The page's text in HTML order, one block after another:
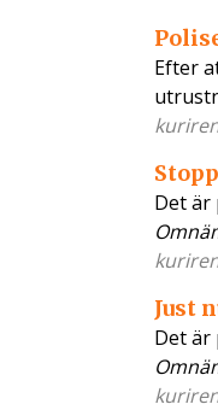
Efter
Det är
Just
Det är